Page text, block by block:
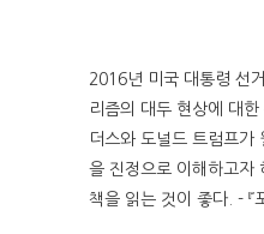
2016년 미국 대통령 선
리즘의 대두 현상에 대
더스와 도널드 트럼프가
을 진정으로 이해하고자
책을 읽는 것이 좋다. - 『